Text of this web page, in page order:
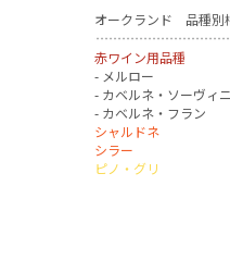
オークランド 品種別
赤ワイン用品種
- メルロー
- カベルネ・ソーヴィ
- カベルネ・フラン
シャルドネ
シラー
ピノ・グリ